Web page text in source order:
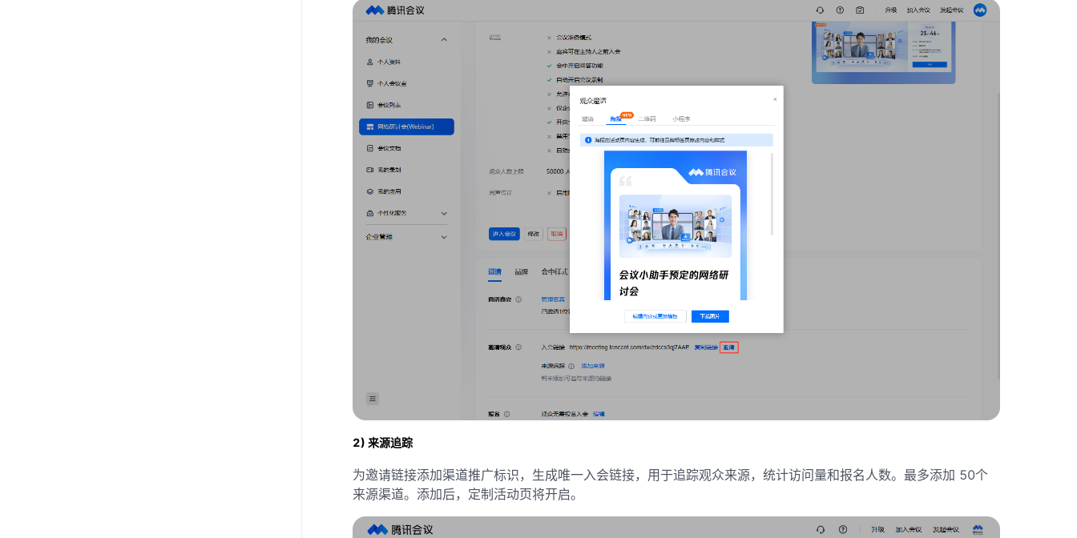
2) 来源追踪
为邀请链接添加渠道推广标识，生成唯一入会链接，用于追踪观众来源，统计访问量和报名人数。最多添加 50个
来源渠道。添加后，定制活动页将开启。